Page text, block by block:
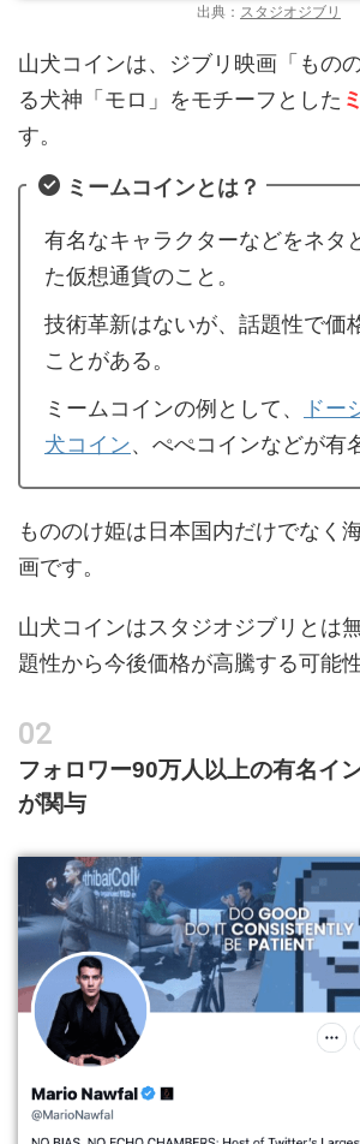
出典： スタジオジブリ
山犬コインは、ジブリ映画「もの
る犬神「モロ」をモチーフとした
す。
ミームコインとは？
有名なキャラクターなどをネタ
た仮想通貨のこと。
技術革新はないが、話題性で価
ことがある。
ミームコインの例として、
ドー
犬コイン、ぺぺコインなどが有
もののけ姫は日本国内だけでなく
画です。
山犬コインはスタジオジブリとは
題性から今後価格が高騰する可能
フォロワー90万人以上の有名イ
が関与